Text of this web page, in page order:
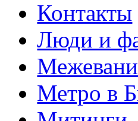
Контакты
Люди и
Метро в